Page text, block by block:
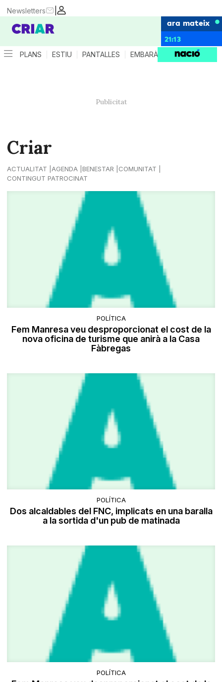
|
Newsletters
ara mateix
21:13
PLANS ESTIU PANTALLES EMBARÀS CRIANÇA
Criar
ACTUALITAT AGENDA BENESTAR
COMUNITAT
CONTINGUT PATROCINAT
POLÍTICA
Fem Manresa veu desproporcionat el cost de la
nova oficina de turisme que anirà a la Casa
Fàbregas
POLÍTICA
Dos alcaldables del FNC, implicats en una baralla
a la sortida d'un pub de matinada
POLÍTICA